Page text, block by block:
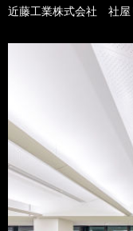
近藤工業株式会社 社屋